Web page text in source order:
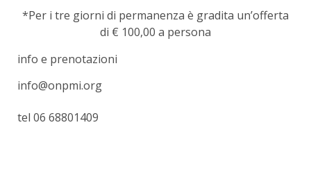
*Per i tre giorni di permanenza è gradita un’offerta
di € 100,00 a persona
info e prenotazioni
info@onpmi.org
tel 06 68801409